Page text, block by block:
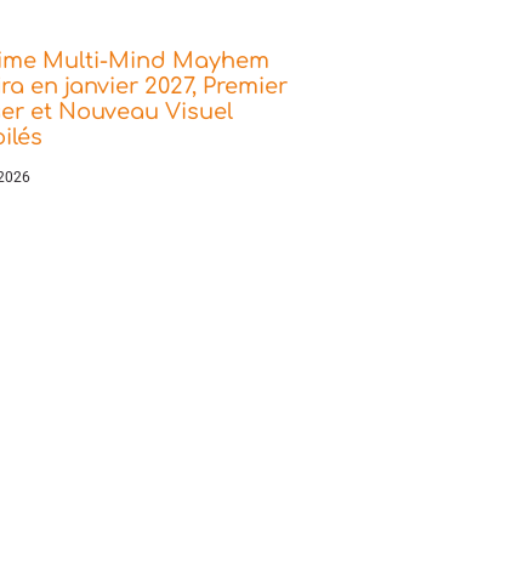
Multi-Mind Mayhem
en janvier 2027, Premier
et Nouveau Visuel